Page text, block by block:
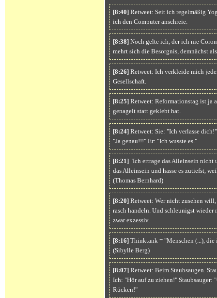
[8:40]Retweet: Seit ich regelmäßig
ich den Computer anschreie.
[8:38]Noch gelte ich, der ich nie
mehrt sich die Besorgnis, demnächst
[8:26]Retweet: Ich verkleide mich
Gesellschaft.
[8:25]Retweet: Reformationstag ist ja
genagelt statt geklebt hat.
[8:24]Retweet: Sie: "Ich verlasse
"Ja genau!!!" Er: "Ich wusste es."
[8:21]"Ich ertrage das Alleinsein nicht
das Alleinsein und hasse es zutiefst,
(Thomas Bernhard)
[8:20]Retweet: Wer nicht zusehen
rasch handeln. Und schleunigst
zwar exzessiv.
[8:16]Thinktank = "Menschen (...), die
(Sibylle Berg)
[8:07]Retweet: Beim Staubsaugen.
Ich: "Hör auf zu ziehen!" Staubsauger:
Rücken!"